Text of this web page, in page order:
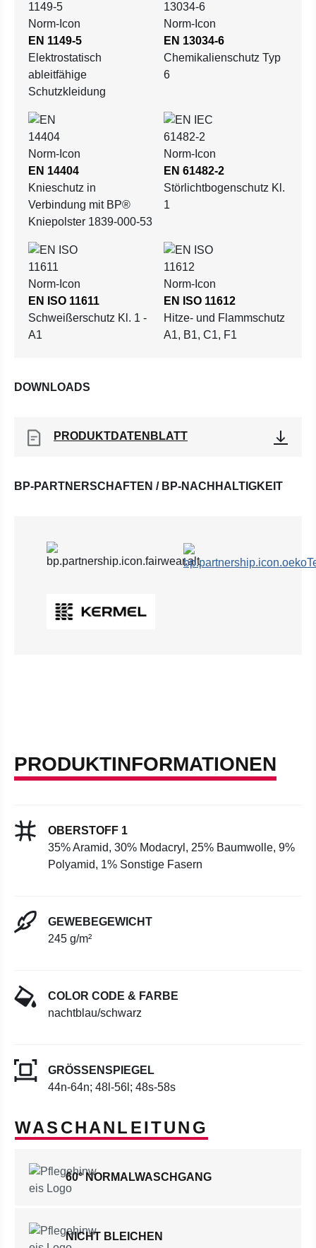
EN 1149-5
Elektrostatisch
ableitfähige
Schutzkleidung
EN 13034-6
Chemikalienschutz Typ
6
EN 14404
Knieschutz in
Verbindung mit BP®
Kniepolster 1839-000-53
EN 61482-2
Störlichtbogenschutz Kl.
1
EN ISO 11611
Schweißerschutz Kl. 1 -
A1
EN ISO 11612
Hitze- und Flammschutz
A1, B1, C1, F1
DOWNLOADS
PRODUKTDATENBLATT
BP-PARTNERSCHAFTEN / BP-NACHHALTIGKEIT
PRODUKTINFORMATIONEN
OBERSTOFF 1
35% Aramid, 30% Modacryl, 25% Baumwolle, 9%
Polyamid, 1% Sonstige Fasern
GEWEBEGEWICHT
245 g/m²
COLOR CODE & FARBE
nachtblau/schwarz
GRÖSSENSPIEGEL
44n-64n; 48l-56l; 48s-58s
WASCHANLEITUNG
60° NORMALWASCHGANG
NICHT BLEICHEN